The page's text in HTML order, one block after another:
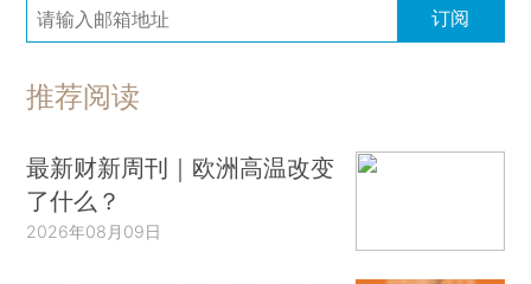
订阅
推荐阅读
最新财新周刊｜欧洲高温改变
了什么？
2026年08月09日